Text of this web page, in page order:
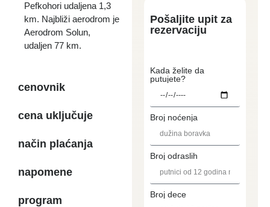
Pefkohori udaljena 1,3
km. Najbliži aerodrom je
Aerodrom Solun,
udaljen 77 km.
cenovnik
cena uključuje
način plaćanja
napomene
program
Pošaljite upit za
rezervaciju
Kada želite da
putujete?
Broj noćenja
Broj odraslih
Broj dece